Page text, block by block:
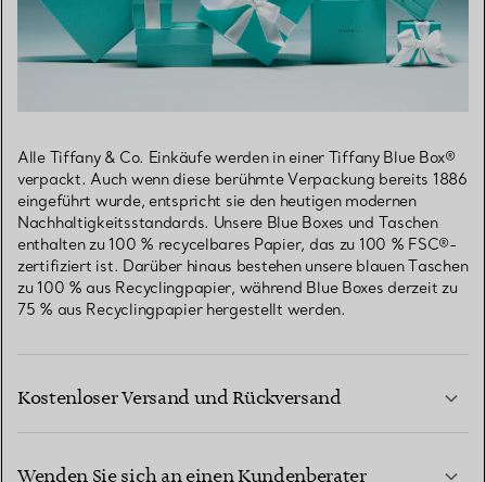
Alle Tiffany & Co. Einkäufe werden in einer Tiffany Blue Box®
verpackt. Auch wenn diese berühmte Verpackung bereits 1886
eingeführt wurde, entspricht sie den heutigen modernen
Nachhaltigkeitsstandards. Unsere Blue Boxes und Taschen
enthalten zu 100 % recycelbares Papier, das zu 100 % FSC®-
zertifiziert ist. Darüber hinaus bestehen unsere blauen Taschen
zu 100 % aus Recyclingpapier, während Blue Boxes derzeit zu
75 % aus Recyclingpapier hergestellt werden.
Kostenloser Versand und Rückversand
Wenden Sie sich an einen Kundenberater